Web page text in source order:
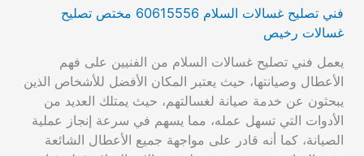
فني تصليح غسالات السلام 60615556 مختص تصليح
غسالات رخيص
يعمل فني تصليح غسالات السلام من الفنيين على فهم
الأعطال وصيانتها، حيث يعتبر المكان الأفضل للأشخاص الذين
يبحثون عن خدمة صيانة لغسالتهم، حيث يمتلك العديد من
الأدوات التي تسهل عمله، مما يسهم في سرعة إنجاز عملية
الصيانة، كما أنه قادر على مواجهة جميع الأعطال الشائعة